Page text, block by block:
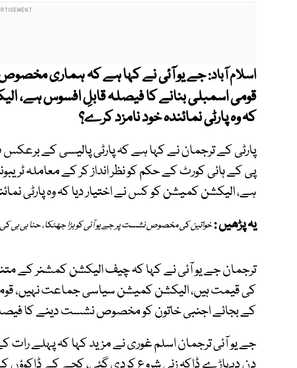
اسلام آباد:جے یو آئی نے کہا ہے کہ ہماری
قومی اسمبلی بنانے کا فیصلہ قابلِ افسوس ہے،
کہ وہ پارٹی نمائندہ خود نامزد کرے؟
پارٹی کے ترجمان نے کہا ہے کہ پارٹی پالیسی کے برعکس
پی کے ہائی کورٹ کے حکم کو نظر انداز کر کے معاملہ
ہے، الیکشن کمیشن کو کس نے اختیار دیا کہ وہ پارٹی
یہ پڑھیں :خواتین کی مخصوص نشست پر جے یو آئی کو بڑا جھٹکا، حنا بی بی
ترجمان جے یو آئی نے کہا کہ چیف الیکشن کمشنر کے
کی قیمت ہیں، الیکشن کمیشن سیاسی جماعت نہیں، قومی
کے بجائے اجنبی خاتون کو مخصوص نشست دینے کا
جے یو آئی ترجمان اسلم غوری نے مزید کہا کہ پہلے رات